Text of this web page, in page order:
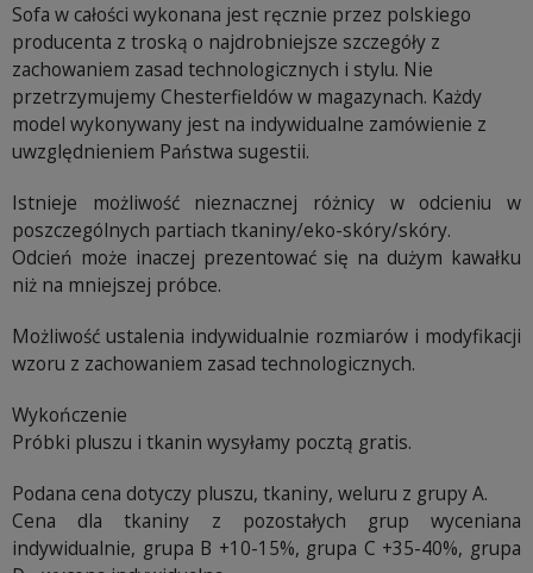
Sofa w całości wykonana jest ręcznie przez polskiego
producenta z troską o najdrobniejsze szczegóły z
zachowaniem zasad technologicznych i stylu. Nie
przetrzymujemy Chesterfieldów w magazynach. Każdy
model wykonywany jest na indywidualne zamówienie z
uwzględnieniem Państwa sugestii.
Istnieje możliwość nieznacznej różnicy w odcieniu w
poszczególnych partiach tkaniny/eko-skóry/skóry.
Odcień może inaczej prezentować się na dużym kawałku
niż na mniejszej próbce.
Możliwość ustalenia indywidualnie rozmiarów i modyfikacji
wzoru z zachowaniem zasad technologicznych.
Wykończenie
Próbki pluszu i tkanin wysyłamy pocztą gratis.
Podana cena dotyczy pluszu, tkaniny, weluru z grupy A.
Cena dla tkaniny z pozostałych grup wyceniana
indywidualnie, grupa B +10-15%, grupa C +35-40%, grupa